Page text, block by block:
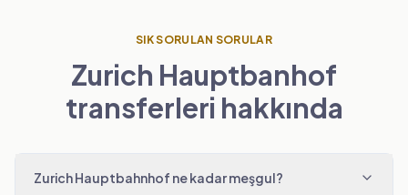
SIK SORULAN SORULAR
Zurich Hauptbanhof
transferleri hakkında
Zurich Hauptbahnhof ne kadar meşgul?